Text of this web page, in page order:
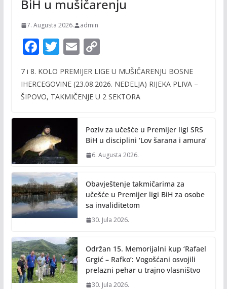
BiH u mušičarenju
7. Augusta 2026. admin
F
e
b
o
k
T
itt
er
E
ai
l
C
p
y
n
k
7 i 8. KOLO PREMIJER LIGE U MUŠIČARENJU BOSNE
IHERCEGOVINE (23.08.2026. NEDELJA) RIJEKA PLIVA –
ŠIPOVO, TAKMIČENJE U 2 SEKTORA
Poziv za učešće u Premijer ligi SRS
BiH u disciplini ‘Lov šarana i amura’
6. Augusta 2026.
Obavještenje takmičarima za
učešće u Premijer ligi BiH za osobe
sa invaliditetom
30. Jula 2026.
Održan 15. Memorijalni kup ‘Rafael
Grgić – Rafko’: Vogošćani osvojili
prelazni pehar u trajno vlasništvo
30. Jula 2026.